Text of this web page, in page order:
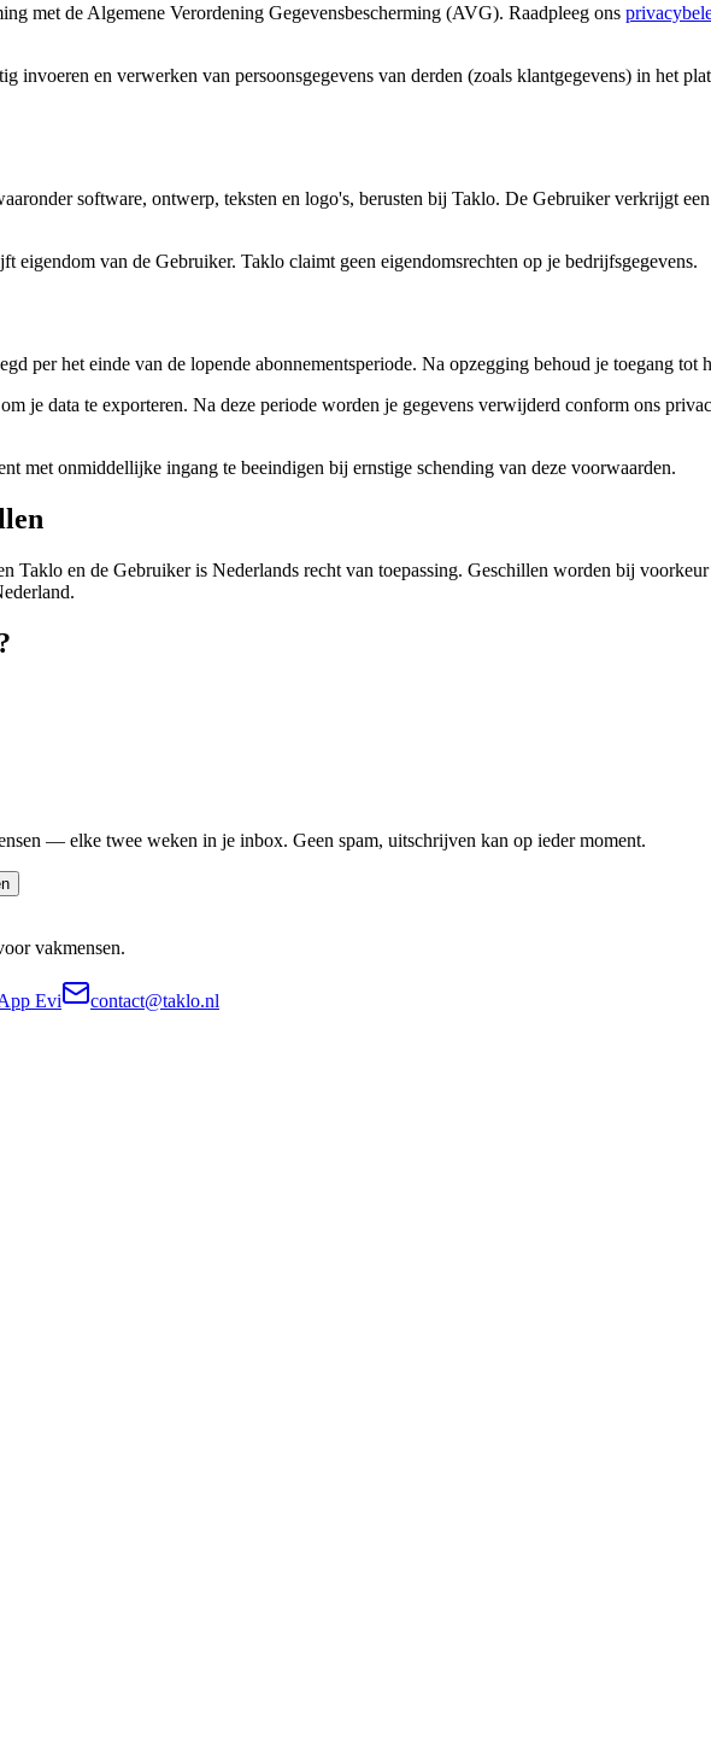
met de Algemene Verordening Gegevensbescherming (AVG). Raadpleeg ons
invoeren en verwerken van persoonsgegevens van derden (zoals klantgegevens) in het
software, ontwerp, teksten en logo's, berusten bij Taklo. De Gebruiker verkrijgt
van de Gebruiker. Taklo claimt geen eigendomsrechten op je bedrijfsgegevens.
per het einde van de lopende abonnementsperiode. Na opzegging behoud je toegang tot
je data te exporteren. Na deze periode worden je gegevens verwijderd conform ons
met onmiddellijke ingang te beeindigen bij ernstige schending van deze voorwaarden.
Taklo en de Gebruiker is Nederlands recht van toepassing. Geschillen worden bij
— elke twee weken in je inbox. Geen spam, uitschrijven kan op ieder moment.
vakmensen.
Evi
contact@taklo.nl